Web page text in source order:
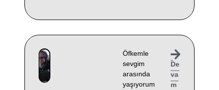
Öfkemle
sevgim
arasında
yaşıyorum
De
va
m